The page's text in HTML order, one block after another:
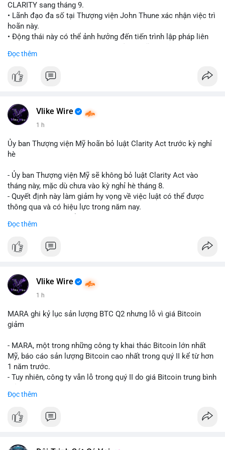
CLARITY sang tháng 9.
• Lãnh đạo đa số tại Thượng viện John Thune xác nhận việc trì
hoãn này.
• Động thái này có thể ảnh hưởng đến tiến trình lập pháp liên
📰 Nguồn: Cointelegraph
Đọc thêm
Vlike Wire
1 h
Ủy ban Thượng viện Mỹ hoãn bỏ luật Clarity Act trước kỳ nghỉ
hè
- Ủy ban Thượng viện Mỹ sẽ không bỏ luật Clarity Act vào
tháng này, mặc dù chưa vào kỳ nghỉ hè tháng 8.
- Quyết định này làm giảm hy vọng về việc luật có thể được
thông qua và có hiệu lực trong năm nay.
mục chứng chỉ cho tài sản số tại Mỹ.
và phát triển thị trường crypto tại Mỹ.
#vlikevn #titanbot
📰 Nguồn: CoinDesk
Đọc thêm
Vlike Wire
1 h
MARA ghi kỷ lục sản lượng BTC Q2 nhưng lỗ vì giá Bitcoin
giảm
- MARA, một trong những công ty khai thác Bitcoin lớn nhất
Mỹ, báo cáo sản lượng Bitcoin cao nhất trong quý II kể từ hơn
1 năm trước.
- Tuy nhiên, công ty vẫn lỗ trong quý II do giá Bitcoin trung bình
- Sự tăng sản lượng không đủ bù đắp cho sự suy giảm giá trị
Đọc thêm